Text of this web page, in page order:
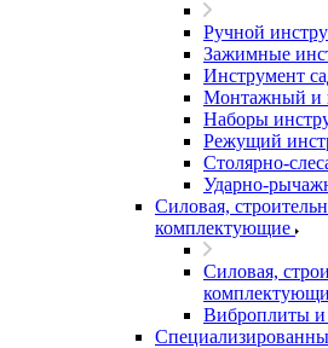
Ручной
Зажимные
Инструмент
Монтажный и
Наборы
Режущий
Столярно-
Ударно-
Силовая,
комплектующие
Силовая,
Виброплиты